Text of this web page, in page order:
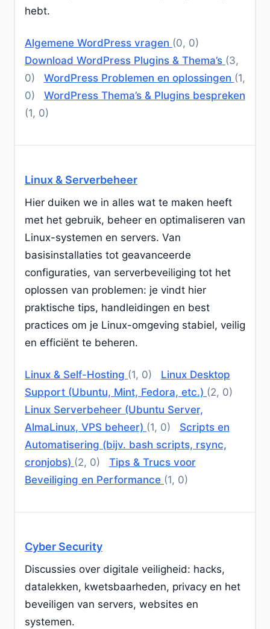
hebt.
Algemene WordPress vragen (0, 0)
Download WordPress Plugins & Thema’s (3,
0)
WordPress Problemen en oplossingen (1,
0)
WordPress Thema’s & Plugins bespreken
(1, 0)
Linux & Serverbeheer
Hier duiken we in alles wat te maken heeft
met het gebruik, beheer en optimaliseren van
Linux-systemen en servers. Van
basisinstallaties tot geavanceerde
configuraties, van serverbeveiliging tot het
oplossen van problemen: je vindt hier
praktische tips, handleidingen en best
practices om je Linux-omgeving stabiel, veilig
en efficiënt te beheren.
Linux & Self-Hosting (1, 0)
Linux Desktop
Support (Ubuntu, Mint, Fedora, etc.) (2, 0)
Linux Serverbeheer (Ubuntu Server,
AlmaLinux, VPS beheer) (1, 0)
Scripts en
Automatisering (bijv. bash scripts, rsync,
cronjobs) (2, 0)
Tips & Trucs voor
Beveiliging en Performance (1, 0)
Cyber Security
Discussies over digitale veiligheid: hacks,
datalekken, kwetsbaarheden, privacy en het
beveiligen van servers, websites en
systemen.